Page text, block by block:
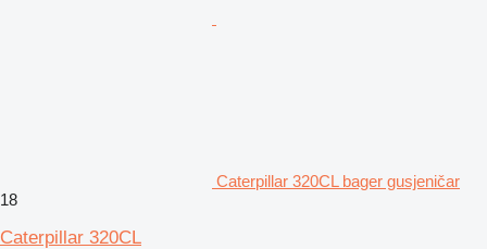
Caterpillar 320CL bager gusjeničar
18
Caterpillar 320CL